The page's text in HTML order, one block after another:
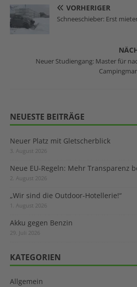
VORHERIGER
Schneeschieber: Erst
Neuer Studiengang: Master für
NEUESTE BEITRÄGE
Neuer Platz mit Gletscherblick
3. August 2026
Neue EU-Regeln: Mehr Transparenz
2. August 2026
„Wir sind die Outdoor-Hotellerie!“
1. August 2026
Akku gegen Benzin
29. Juli 2026
KATEGORIEN
Allgemein